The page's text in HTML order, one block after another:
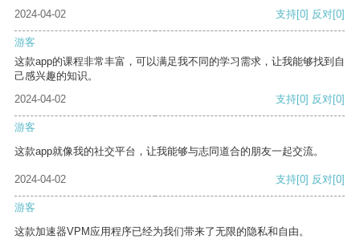
2024-04-02 支持[0] 反对[0]
游客
这款app的课程非常丰富，可以满足我不同的学习需求，让我能够找到自
己感兴趣的知识。
2024-04-02
支持[0] 反对[0]
游客
这款app就像我的社交平台，让我能够与志同道合的朋友一起交流。
2024-04-02 支持[0] 反对[0]
游客
这款加速器VPM应用程序已经为我们带来了无限的隐私和自由。